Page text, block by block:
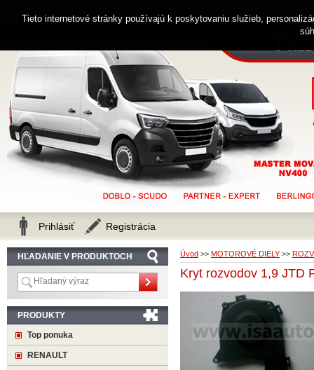
Úvod >> MOTOROVÉ DIELY >>
Kryt rozvodov 1,9 JTD
HĽADANIE V PRODUKTOCH
PRODUKTY
Top ponuka
RENAULT
Zákaznícka linka 0914 238 482
Prihlásiť Registrácia
Tieto internetové stránky používajú k poskytovaniu služieb,